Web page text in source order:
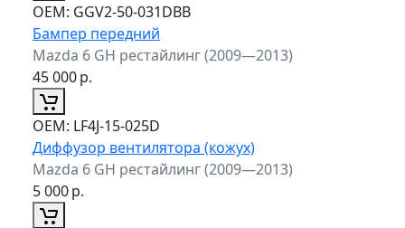
ОЕМ: GGV2-50-031DBB
Бампер передний
Mazda 6 GH рестайлинг (2009—2013)
45 000р.
ОЕМ: LF4J-15-025D
Диффузор вентилятора (кожух)
Mazda 6 GH рестайлинг (2009—2013)
5 000р.